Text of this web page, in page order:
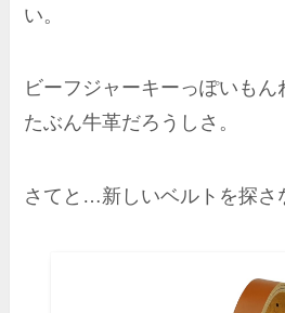
い。
ビーフジャーキーっぽいもん
たぶん牛革だろうしさ。
さてと…新しいベルトを探さ